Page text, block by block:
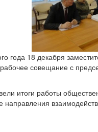
года 18 декабря
совещание с
итоги работы
направления